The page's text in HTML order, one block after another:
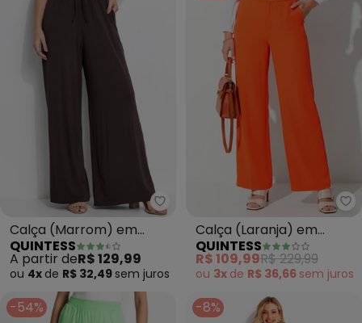
Quintess - Calça (Marrom) em
Calça (Marrom) em
Malha de Viscose
QUINTESS
A partir deR$ 129,99
ou 4x de R$ 32,49 sem juros
Calça (Laranja) em
Alfaiataria
QUINTESS
R$ 109,99R$ 229,99
ou 3x de R$ 36,66 sem juros
-54% -8%